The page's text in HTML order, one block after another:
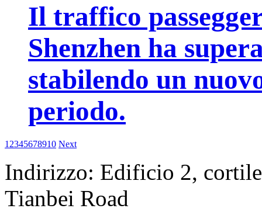
Il traffico
Shenzhen ha
stabilendo un
periodo.
1 2345678910 Next
Indirizzo: Edificio 2,
Tianbei Road